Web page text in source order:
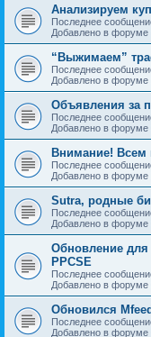
Анализируем
Последнее
Добавлено в форуме
“Выжимаем”
Последнее
Добавлено в форуме
Объявления за
Последнее
Добавлено в форуме
Внимание! Всем
Последнее
Добавлено в форуме
Sutra, родные
Последнее
Добавлено в форуме
Обновление для
PPCSE
Последнее
Добавлено в форуме
Обновился
Последнее
Добавлено в форуме